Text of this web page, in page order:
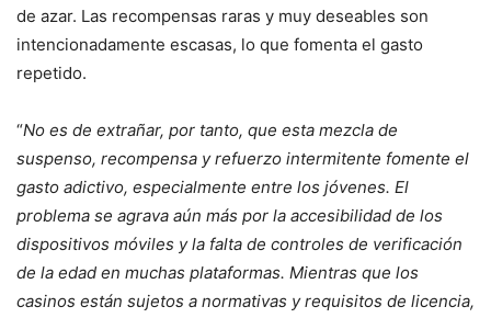
de azar. Las recompensas raras y muy deseables son
intencionadamente escasas, lo que fomenta el gasto
repetido.
“No es de extrañar, por tanto, que esta mezcla de
suspenso, recompensa y refuerzo intermitente fomente el
gasto adictivo, especialmente entre los jóvenes. El
problema se agrava aún más por la accesibilidad de los
dispositivos móviles y la falta de controles de verificación
de la edad en muchas plataformas. Mientras que los
casinos están sujetos a normativas y requisitos de licencia,